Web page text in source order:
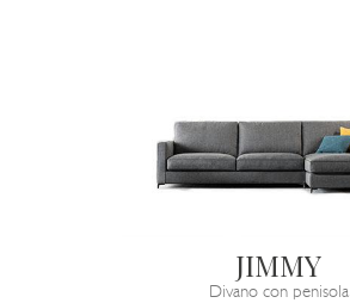
JIMMY
Divano con penisola